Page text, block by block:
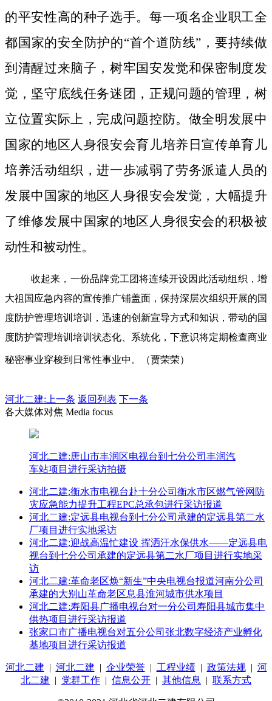
的平安性高的种子选手。 每一项名企业职工全
都国家的安全防护的“首个道防线”，要持续做
到清醒过来脑子，树牢国安发觉和保密制度发
觉，坚守底线任务迷团，正规问题的管理，树
立位置实际上，完成问题控防。做全明发展中
国家的地区人身很安会育儿培养日宣传单育儿
培养活动组织，进一歩减弱了劳务派遣人员的
发展中国家的地区人身很安会发觉，大幅提升
了维修发展中国家的地区人身很安会的积极被
动性和被动性。
收起来，一份品牌党工团将连续开设因此活动组织，增
大祖国应急内容的宣传推广铺盖面，保持深层次组织开展的国
度防护管理培训培训，迅速的创新宣导方式和知识，带动的国
度防护管理培训培训状态化、系统化，下意识将定期检查商业
秘密事业穿梭到日常性事业中。（贾荣荣）
河北二建: 上一条 返回列表 下一条
各大媒体对焦 Media focus
河北二建:唐山市丰润区电视台到七分公司丰润汽
车站项目进行采访拍摄
河北二建:衡水市电视台赴十分公司衡水市区燃气管网防
灾应急能力提升工程EPC总承包进行采访报道
河北二建:定远县电视台到七分公司承建的定远县第二水
厂项目进行实地采访
河北二建:迎战高温忙建设 挥洒汗水保供水——定远县电
视台到七分公司承建的定远县第二水厂项目进行实地采
访
河北二建:革命老区焕“新生”中央电视台报道河南分公司
承建的大别山革命老区息县淮河城市供水项目
河北二建:寿阳县广播电视台对一分公司寿阳县城市集中
供热项目进行采访报道
张家口市广播电视台对五分公司张北数字经济产业孵化
基地项目进行采访报道
河北二建 | 河北二建 | 企业荣誉| 工程业绩| 政策法规| 河
北二建 | 党群工作 | 信息公开 | 其他信息 | 联系方式